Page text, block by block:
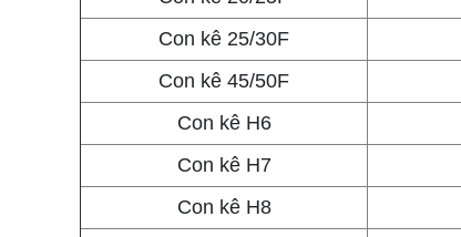
Con kê 25/30F
Con kê 45/50F
Con kê H6
Con kê H7
Con kê H8